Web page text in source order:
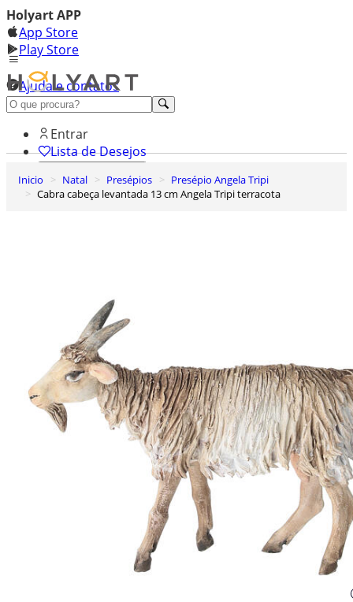
Holyart APP
App Store
Play Store
Ajuda e contatos
Conheça premium
Entrar
Lista de Desejos
Carrinho de Compras
Inicio Natal Presépios
Presépio Angela Tripi
Cabra cabeça levantada 13 cm Angela Tripi terracota